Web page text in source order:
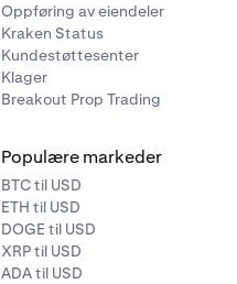
Oppføring av eiendeler
Kraken Status
Kundestøttesenter
Klager
Breakout Prop Trading
Populære markeder
BTC til USD
ETH til USD
DOGE til USD
XRP til USD
ADA til USD